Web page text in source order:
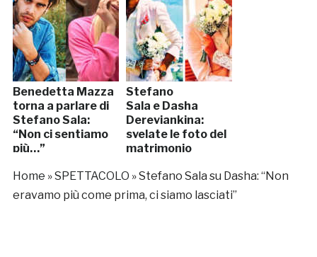
Benedetta Mazza
torna a parlare di
Stefano Sala:
“Non ci sentiamo
più…”
Stefano
Sala e Dasha
Dereviankina:
svelate le foto del
matrimonio
Home »SPETTACOLO »Stefano Sala su Dasha: “Non
eravamo più come prima, ci siamo lasciati”